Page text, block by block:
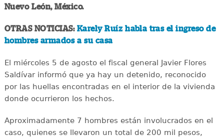
Nuevo León, México.
OTRAS NOTICIAS: Karely Ruíz habla tras el ingreso de
hombres armados a su casa
El miércoles 5 de agosto el fiscal general Javier Flores
Saldívar informó que ya hay un detenido, reconocido
por las huellas encontradas en el interior de la vivienda
donde ocurrieron los hechos.
Aproximadamente 7 hombres están involucrados en el
caso, quienes se llevaron un total de 200 mil pesos,